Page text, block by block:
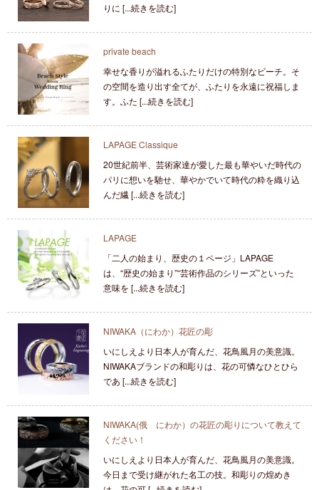
りに [...続きを読む]
private beach
幸せな香りが溢れるふたりだけの特別なビーチ。そ
の空間を造り出す全てが、ふたりを永遠に祝福しま
す。ふた [...続きを読む]
LAPAGE Classique
20世紀前半、芸術家達が愛した最も華やいだ時代の
パリに想いを馳せ、華やかでいて時代の粋を織り込
んだ繊 [...続きを読む]
LAPAGE
「二人の始まり、歴史の１ページ」LAPAGE
は、“歴史の始まり”“芸術作品のシリーズ”といった
意味を [...続きを読む]
NIWAKA（にわか）花匠の彫
いにしえより日本人が育んだ、花鳥風月の美意識。
NIWAKAブランドの和彫りは、花の可憐なひとひら
であ [...続きを読む]
NIWAKA(俄 にわか）の花匠の彫りについて教えて
ください！
いにしえより日本人が育んだ、花鳥風月の美意識。
今日まで受け継がれた名工の技。和彫りの煌めき